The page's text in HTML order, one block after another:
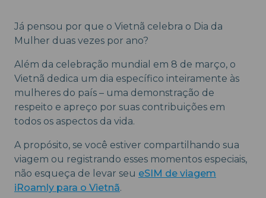
Já pensou por que o Vietnã celebra o Dia da
Mulher duas vezes por ano?
Além da celebração mundial em 8 de março, o
Vietnã dedica um dia específico inteiramente às
mulheres do país – uma demonstração de
respeito e apreço por suas contribuições em
todos os aspectos da vida.
A propósito, se você estiver compartilhando sua
viagem ou registrando esses momentos especiais,
não esqueça de levar seu eSIM de viagem
iRoamly para o Vietnã.